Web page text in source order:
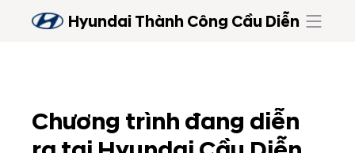
Hyundai Thành Công Cầu Diễn
Chương trình đang diễn